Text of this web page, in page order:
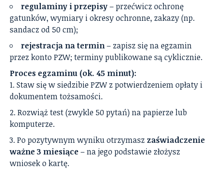
regulaminy i przepisy– przećwicz ochronę
gatunków, wymiary i okresy ochronne, zakazy (np.
sandacz od 50 cm);
rejestracja na termin– zapisz się na egzamin
przez konto PZW; terminy publikowane są cyklicznie.
Proces egzaminu (ok. 45 minut):
Staw się w siedzibie PZW z potwierdzeniem opłaty i
dokumentem tożsamości.
Rozwiąż test (zwykle 50 pytań) na papierze lub
komputerze.
Po pozytywnym wyniku otrzymasz zaświadczenie
ważne 3 miesiące– na jego podstawie złożysz
wniosek o kartę.